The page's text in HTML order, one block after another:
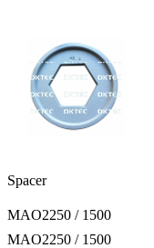
Spacer
MAO2250 / 1500
MAO2250 / 1500